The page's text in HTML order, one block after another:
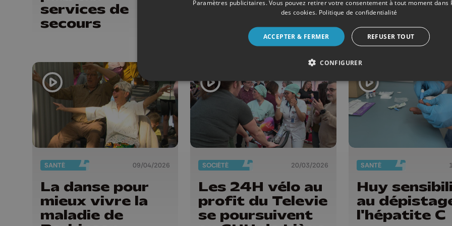
services de
secours
personnes en
situation de
handicap
Waremme
SANTÉ 09/04/2026
La danse pour
mieux vivre la
maladie de
SOCIÉTÉ 20/03/2026
Les 24H vélo au
profit du Televie
se poursuivent
SANTÉ
Huy
au
l'hépatite C
Paramètres publicitaires. Vous pouvez retirer votre consentement à tout moment dans
des cookies. Politique de confidentialité
ACCEPTER & FERMER REFUSER TOUT
CONFIGURER